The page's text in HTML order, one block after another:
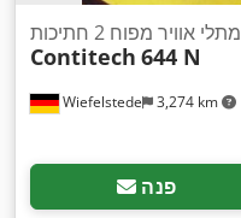
Wiefelstede 3,274 km
מתלי אוויר מפוח 2 חתיכות
Contitech 644 N
פנה